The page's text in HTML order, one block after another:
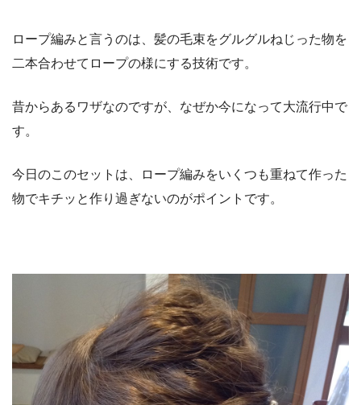
ロープ編みと言うのは、髪の毛束をグルグルねじった物を
二本合わせてロープの様にする技術です。
昔からあるワザなのですが、なぜか今になって大流行中で
す。
今日のこのセットは、ロープ編みをいくつも重ねて作った
物でキチッと作り過ぎないのがポイントです。